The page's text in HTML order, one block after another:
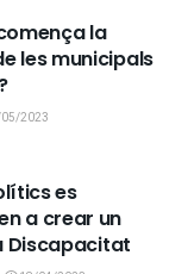
la
les municipals
2023
es
a crear un
Discapacitat